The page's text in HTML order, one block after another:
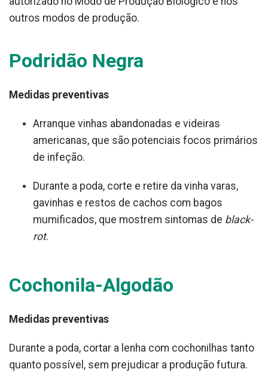
outros modos de produção.
Podridão Negra
Medidas preventivas
Arranque vinhas abandonadas e videiras
americanas, que são potenciais focos primários
de infeção.
Durante a poda, corte e retire da vinha varas,
gavinhas e restos de cachos com bagos
mumificados, que mostrem sintomas de black-
rot.
Cochonila-Algodão
Medidas preventivas
Durante a poda, cortar a lenha com cochonilhas tanto
quanto possível, sem prejudicar a produção futura.